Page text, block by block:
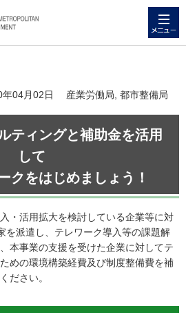
年04月02日 産業労働局, 都市整備局
ティングと補助金を活用
して
クをはじめましょう！
・活用拡大を検討している企業等に対
を派遣し、テレワーク導入等の課題解
本事業の支援を受けた企業に対してテ
めの環境構築経費及び制度整備費を補
ださい。